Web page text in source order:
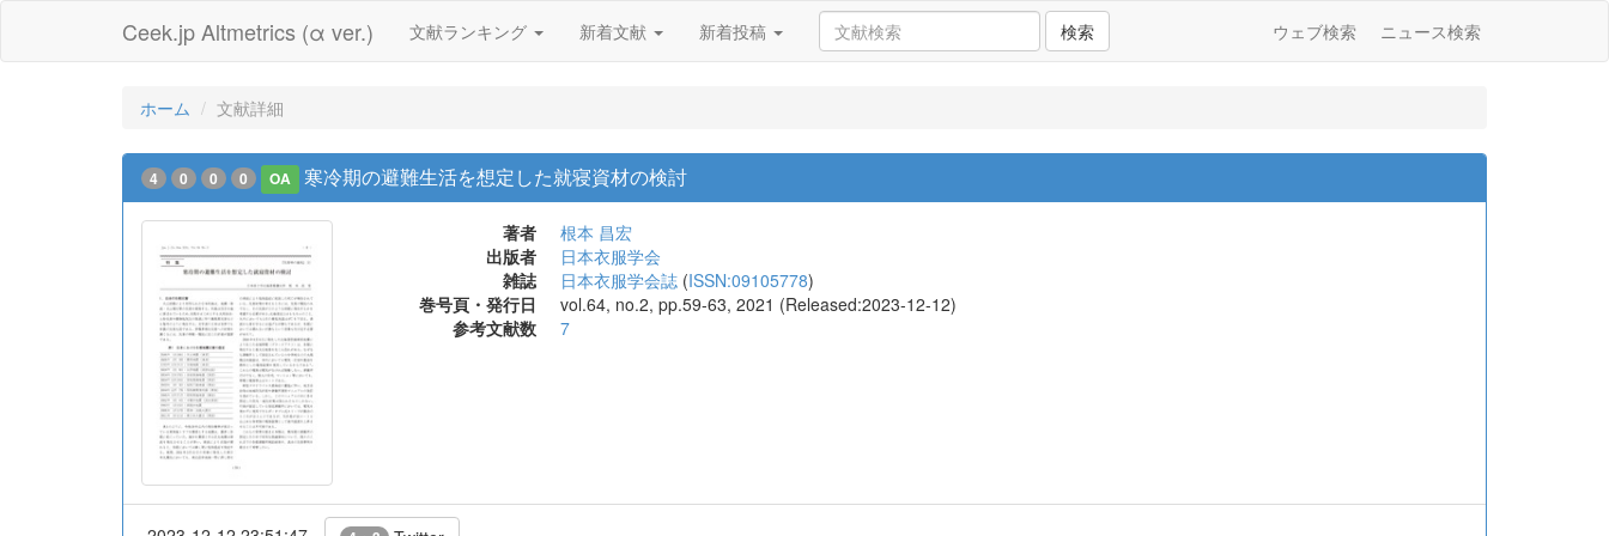
Ceek.jp Altmetrics (α ver.) 文献ランキング 新着文献 新着投稿 検索 ウェブ検索 ニュース検索
ホーム 文献詳細
4 0 0 0 OA 寒冷期の避難生活を想定した就寝資材の検討
著者
根本 昌宏
出版者
日本衣服学会
雑誌
日本衣服学会誌 (ISSN:09105778)
巻号頁・発行日
vol.64, no.2, pp.59-63, 2021 (Released:2023-12-12)
参考文献数
7